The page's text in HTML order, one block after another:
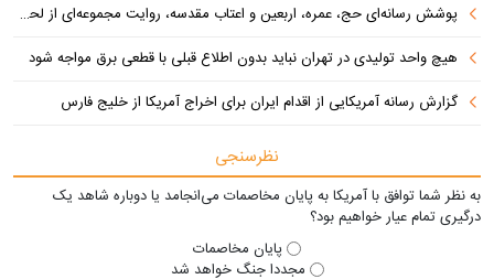
پوشش رسانه‌ای حج، عمره، اربعین و اعتاب مقدسه، روایت مجموعه‌ای از لحظه‌هاست
هیچ واحد تولیدی در تهران نباید بدون اطلاع قبلی با قطعی برق مواجه شود
گزارش رسانه آمریکایی از اقدام ایران برای اخراج آمریکا از خلیج فارس
نظرسنجی
به نظر شما توافق با آمریکا به پایان مخاصمات می‌انجامد یا دوباره شاهد یک
درگیری تمام عیار خواهیم بود؟
پایان مخاصمات
مجددا جنگ خواهد شد